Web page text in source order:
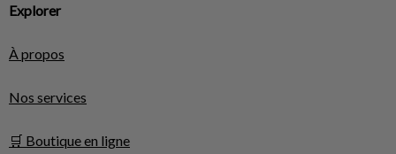
Explorer
À propos
Nos services
🛒 Boutique en ligne